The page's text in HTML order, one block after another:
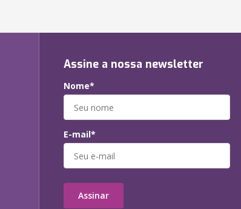
Assine a nossa newsletter
Nome*
E-mail*
Assinar